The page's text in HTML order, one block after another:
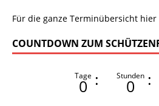
Für die ganze Terminübersicht hier
COUNTDOWN ZUM
Tage
0 : Stunden
0 :